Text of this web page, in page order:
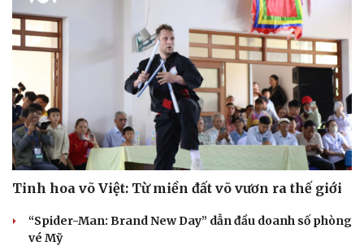
Ăn sạch sống khỏe
Tinh hoa võ Việt: Từ miền đất võ vươn ra thế giới
“Spider-Man: Brand New Day” dẫn đầu doanh số phòng
vé Mỹ